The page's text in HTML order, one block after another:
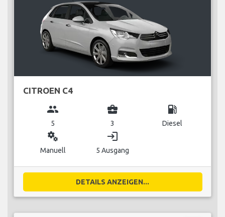
CITROEN C4
group
5
business_center
3
local_gas_station
Diesel
miscellaneous_services
Manuell
login
5 Ausgang
DETAILS ANZEIGEN...